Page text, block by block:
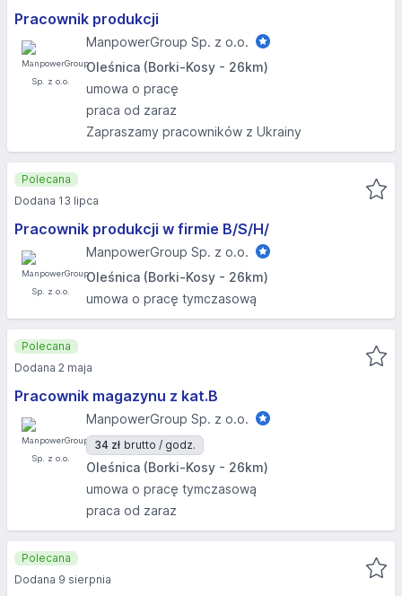
Pracownik produkcji
ManpowerGroup Sp. z o.o.
Oleśnica (Borki-Kosy - 26km)
umowa o pracę
praca od zaraz
Zapraszamy pracowników z Ukrainy
Pracownik produkcji w firmie B/S/H/
ManpowerGroup Sp. z o.o.
Oleśnica (Borki-Kosy - 26km)
umowa o pracę tymczasową
Polecana
Dodana 13 lipca
Pracownik magazynu z kat.B
ManpowerGroup Sp. z o.o.
34 zł brutto / godz.
Oleśnica (Borki-Kosy - 26km)
umowa o pracę tymczasową
praca od zaraz
Polecana
Dodana 2 maja
Polecana
Dodana 9 sierpnia